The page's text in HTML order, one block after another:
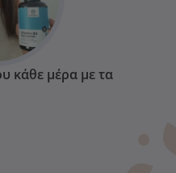
κάθε μέρα με τα